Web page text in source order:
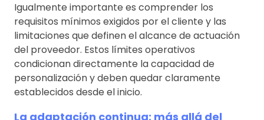
Igualmente importante es comprender los
requisitos mínimos exigidos por el cliente y las
limitaciones que definen el alcance de actuación
del proveedor. Estos límites operativos
condicionan directamente la capacidad de
personalización y deben quedar claramente
establecidos desde el inicio.
La adaptación continua: más allá del